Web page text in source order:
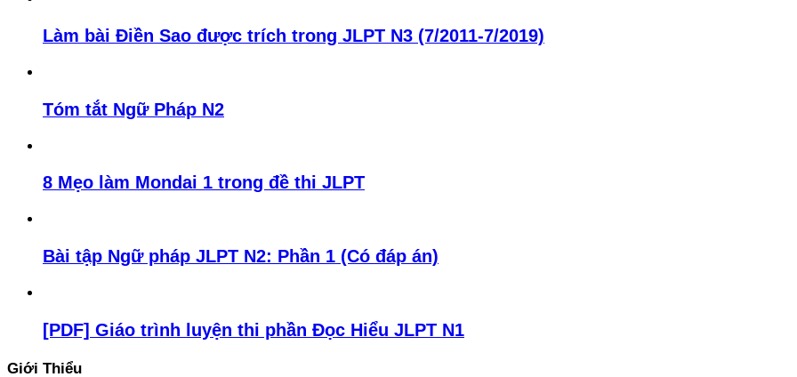
Làm bài Điền Sao được trích trong JLPT N3 (7/2011-7/2019)
Tóm tắt Ngữ Pháp N2
8 Mẹo làm Mondai 1 trong đề thi JLPT
Bài tập Ngữ pháp JLPT N2: Phần 1 (Có đáp án)
[PDF] Giáo trình luyện thi phần Đọc Hiểu JLPT N1
Giới Thiểu